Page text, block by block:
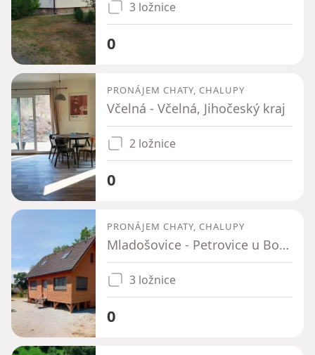
3 ložnice
0
PRONÁJEM CHATY, CHALUPY
Včelná - Včelná, Jihočeský kraj
2 ložnice
0
PRONÁJEM CHATY, CHALUPY
Mladošovice - Petrovice u Borovan, Jihočeský kraj
3 ložnice
0